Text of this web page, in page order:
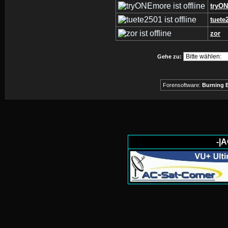
zor
Gehe zu:
Forensoftware: Burning
-